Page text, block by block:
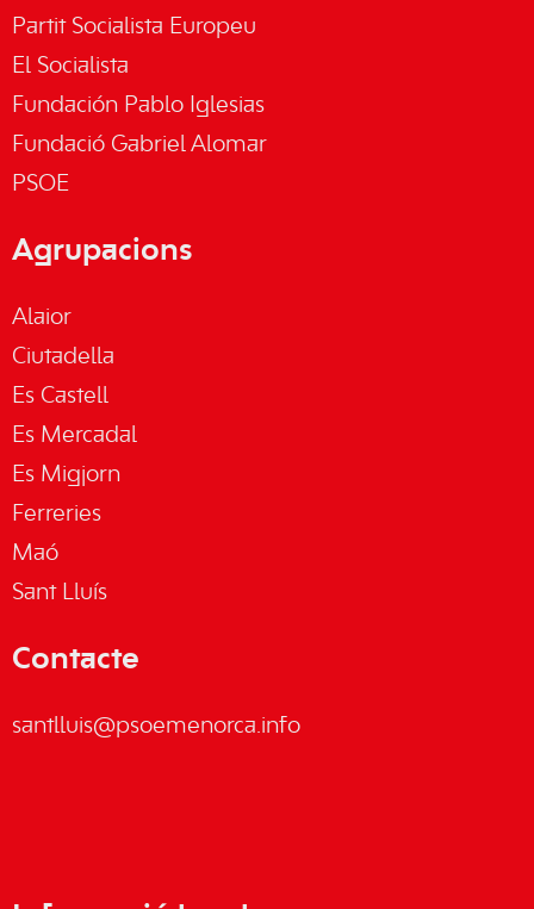
Partit Socialista Europeu
El Socialista
Fundación Pablo Iglesias
Fundació Gabriel Alomar
PSOE
Agrupacions
Alaior
Ciutadella
Es Castell
Es Mercadal
Es Migjorn
Ferreries
Maó
Sant Lluís
Contacte
santlluis@psoemenorca.info